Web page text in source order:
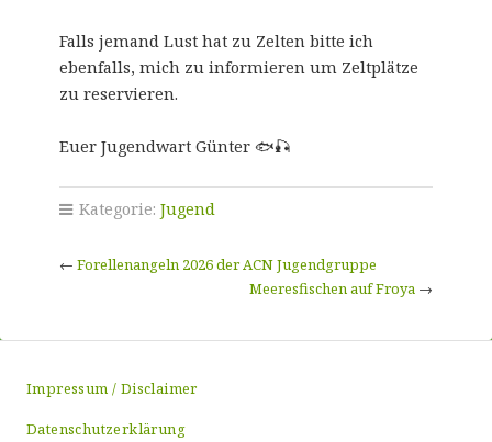
Falls jemand Lust hat zu Zelten bitte ich
ebenfalls, mich zu informieren um Zeltplätze
zu reservieren.
Euer Jugendwart Günter 🐟🎣
Kategorie: Jugend
← Forellenangeln 2026 der ACN Jugendgruppe
Meeresfischen auf Froya →
Impressum / Disclaimer
Datenschutzerklärung